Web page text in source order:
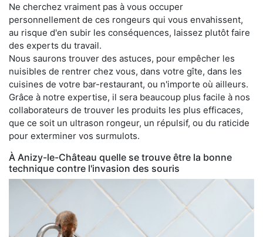
Ne cherchez vraiment pas à vous occuper
personnellement de ces rongeurs qui vous envahissent,
au risque d'en subir les conséquences, laissez plutôt faire
des experts du travail.
Nous saurons trouver des astuces, pour empêcher les
nuisibles de rentrer chez vous, dans votre gîte, dans les
cuisines de votre bar-restaurant, ou n'importe où ailleurs.
Grâce à notre expertise, il sera beaucoup plus facile à nos
collaborateurs de trouver les produits les plus efficaces,
que ce soit un ultrason rongeur, un répulsif, ou du raticide
pour exterminer vos surmulots.
À Anizy-le-Château quelle se trouve être la bonne
technique contre l'invasion des souris